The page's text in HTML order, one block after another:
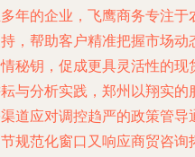
年的企业，飞鹰商务专注
，帮助客户精准把握市场
秘钥，促成更具灵活性的
与分析实践，郑州以翔实
道应对调控趋严的政策管
规范化窗口又响应商贸咨